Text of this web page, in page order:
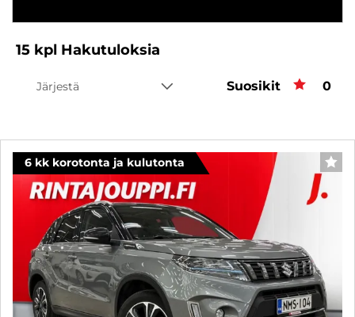
15 kpl Hakutuloksia
Järjestä Suosikit 0
6 kk korotonta ja kulutonta